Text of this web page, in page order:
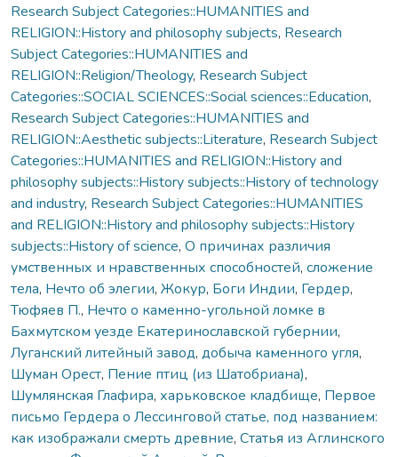
Research Subject Categories::HUMANITIES and
RELIGION::History and philosophy subjects, Research
Subject Categories::HUMANITIES and
RELIGION::Religion/Theology, Research Subject
Categories::SOCIAL SCIENCES::Social sciences::Education,
Research Subject Categories::HUMANITIES and
RELIGION::Aesthetic subjects::Literature, Research Subject
Categories::HUMANITIES and RELIGION::History and
philosophy subjects::History subjects::History of technology
and industry, Research Subject Categories::HUMANITIES
and RELIGION::History and philosophy subjects::History
subjects::History of science, О причинах различия
умственных и нравственных способностей, сложение
тела, Нечто об элегии, Жокур, Боги Индии, Гердер,
Тюфяев П., Нечто о каменно-угольной ломке в
Бахмутском уезде Екатеринославской губернии,
Луганский литейный завод, добыча каменного угля,
Шуман Орест, Пение птиц (из Шатобриана),
Шумлянская Глафира, харьковское кладбище, Первое
письмо Гердера о Лессинговой статье, под названием:
как изображали смерть древние, Статья из Аглинского